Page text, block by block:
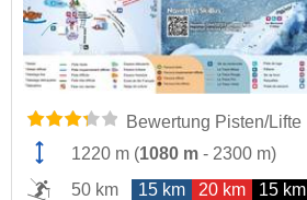
Bewertung Pisten/Lifte
1220 m (1080 m - 2300 m)
50 km
15 km 20 km 15 km